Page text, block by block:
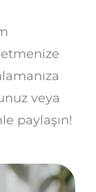
veya
paylaşın!